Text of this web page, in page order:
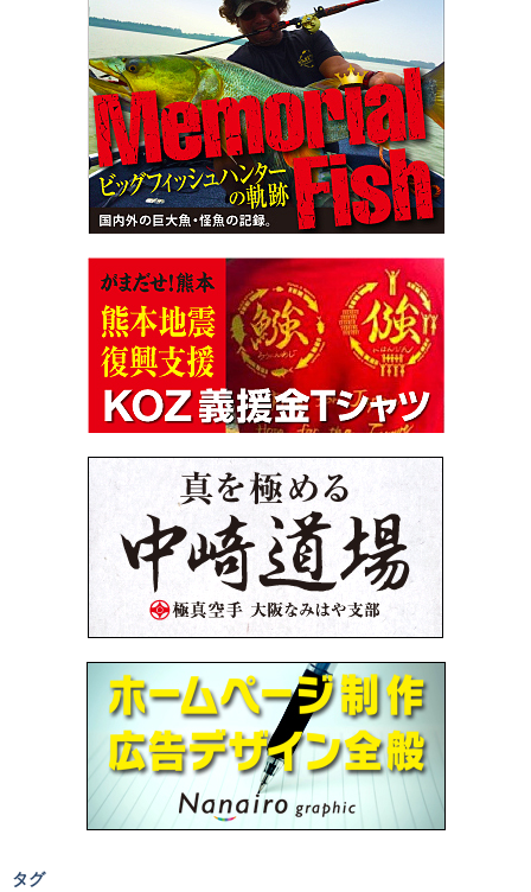
タグ